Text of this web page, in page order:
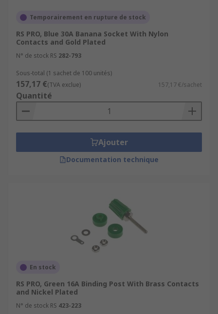
Temporairement en rupture de stock
RS PRO, Blue 30A Banana Socket With Nylon
Contacts and Gold Plated
N° de stock RS 282-793
Sous-total (1 sachet de 100 unités)
157,17 €(TVA exclue) 157,17 €/sachet
Quantité
Ajouter
Documentation technique
En stock
RS PRO, Green 16A Binding Post With Brass Contacts
and Nickel Plated
N° de stock RS 423-223